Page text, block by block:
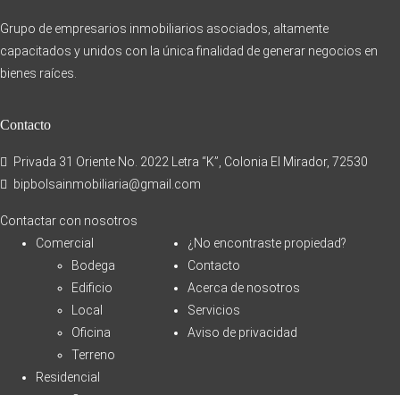
Grupo de empresarios inmobiliarios asociados, altamente
capacitados y unidos con la única finalidad de generar negocios en
bienes raíces.
Contacto
Privada 31 Oriente No. 2022 Letra “K”, Colonia El Mirador, 72530
bipbolsainmobiliaria@gmail.com
Contactar con nosotros
Comercial
Bodega
Edificio
Local
Oficina
Terreno
Residencial
¿No encontraste propiedad?
Contacto
Acerca de nosotros
Servicios
Aviso de privacidad